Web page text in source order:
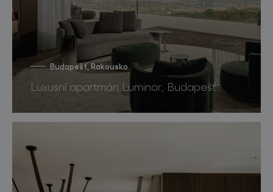
Budapešť, Rakousko
Luxusní apartmán Luminor, Budapešť